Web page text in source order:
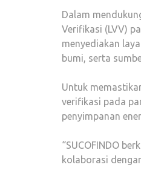
Dalam
Verifikasi (LVV)
menyediakan
bumi, serta
Untuk
verifikasi pada
penyimpanan
“SUCOFINDO
kolaborasi